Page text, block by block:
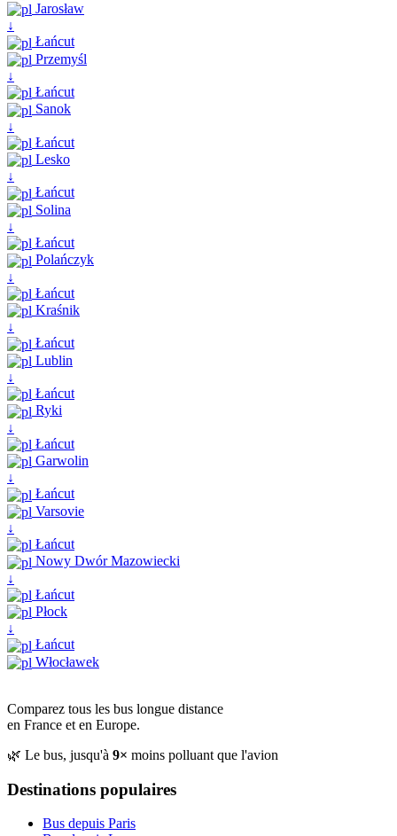
Jarosław
↓
Łańcut
Przemyśl
↓
Łańcut
Sanok
↓
Łańcut
Lesko
↓
Łańcut
Solina
↓
Łańcut
Polańczyk
↓
Łańcut
Kraśnik
↓
Łańcut
Lublin
↓
Łańcut
Ryki
↓
Łańcut
Garwolin
↓
Łańcut
Varsovie
↓
Łańcut
Nowy Dwór Mazowiecki
↓
Łańcut
Płock
↓
Łańcut
Włocławek
Comparez tous les bus longue distance
en France et en Europe.
🌿 Le bus, jusqu'à 9× moins polluant que l'avion
Destinations populaires
Bus depuis Paris